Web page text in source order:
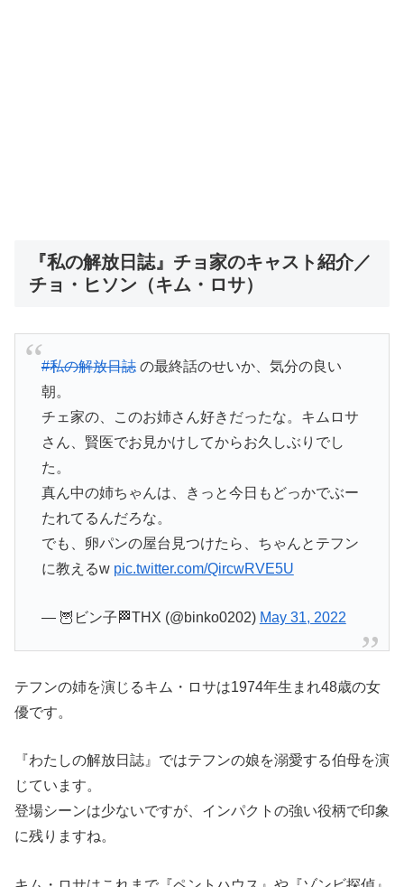
『私の解放日誌』チョ家のキャスト紹介／
チョ・ヒソン（キム・ロサ）
#私の解放日誌の最終話のせいか、気分の良い
朝。
チェ家の、このお姉さん好きだったな。キムロサ
さん、賢医でお見かけしてからお久しぶりでし
た。
真ん中の姉ちゃんは、きっと今日もどっかでぶー
たれてるんだろな。
でも、卵パンの屋台見つけたら、ちゃんとテフン
に教えるw pic.twitter.com/QircwRVE5U
— 🦉ビン子🏁THX (@binko0202) May 31, 2022
テフンの姉を演じるキム・ロサは1974年生まれ48歳の女
優です。
『わたしの解放日誌』ではテフンの娘を溺愛する伯母を演
じています。
登場シーンは少ないですが、インパクトの強い役柄で印象
に残りますね。